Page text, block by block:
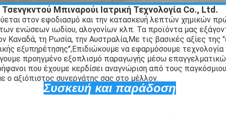
Τσενγκντού Μπιναρούι Ιατρική Τεχνολογία Co., Ltd.
στον εφοδιασμό και την κατασκευή λεπτών χημικών
ενώσεων ιωδίου, αλογονίων κλπ. Τα προϊόντα μας
Καναδά, τη Ρωσία, την Αυστραλία,Με τις βασικές αξίες της
εξυπηρέτησης",Επιδιώκουμε να εφαρμόσουμε
προηγμένο εξοπλισμό παραγωγής μέσω
που έχουμε κερδίσει αναγνώριση από τους
ο αξιόπιστος συνεργάτης σας στο μέλλον.
Συσκευή και παράδοση